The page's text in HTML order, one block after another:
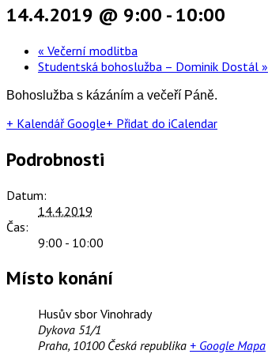
14.4.2019 @ 9:00 -10:00
« Večerní modlitba
Studentská bohoslužba – Dominik Dostál »
Bohoslužba s kázáním a večeří Páně.
+ Kalendář Google+ Přidat do iCalendar
Podrobnosti
Datum:
14.4.2019
Čas:
9:00 - 10:00
Místo konání
Husův sbor Vinohrady
Dykova 51/1
Praha, 10100 Česká republika + Google Mapa